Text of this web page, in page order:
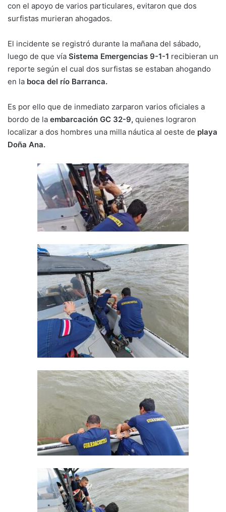
con el apoyo de varios particulares, evitaron que dos
surfistas murieran ahogados.
El incidente se registró durante la mañana del sábado,
luego de que vía Sistema Emergencias 9-1-1 recibieran un
reporte según el cual dos surfistas se estaban ahogando
en la boca del río Barranca.
Es por ello que de inmediato zarparon varios oficiales a
bordo de la embarcación GC 32-9, quienes lograron
localizar a dos hombres una milla náutica al oeste de playa
Doña Ana.